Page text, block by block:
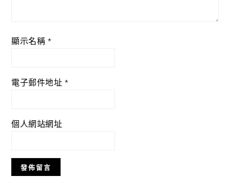
顯示名稱 *
電子郵件地址 *
個人網站網址